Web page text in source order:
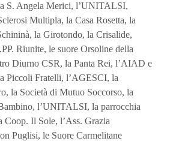
S. Angela Merici, l’UNITALSI,
Multipla, la Casa Rosetta, la
la Girotondo, la Crisalide,
Riunite, le suore Orsoline della
Diurno CSR, la Panta Rei, l’AIAD e
Piccoli Fratelli, l’AGESCI, la
la Società di Mutuo Soccorso, la
l’UNITALSI, la parrocchia
Coop. Il Sole, l’Ass. Grazia
Puglisi, le Suore Carmelitane